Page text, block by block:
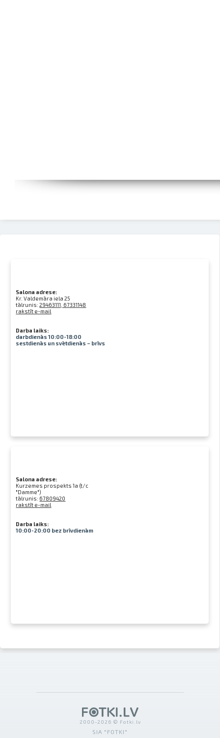
Salona adrese:
Kr. Valdemāra iela 25
tālrunis:29463111, 67331148
rakstīt e-mail
Darba laiks:
darbdienās 10:00-18:00
sestdienās un svētdienās – brīvs
Salona adrese:
Kurzemes prospekts 1a (t/c
"Damme")
tālrunis: 67809420
rakstīt e-mail
Darba laiks:
10:00-20:00 bez brīvdienām
2000-2026 © Fotki.lv
SIA "FOTKI"